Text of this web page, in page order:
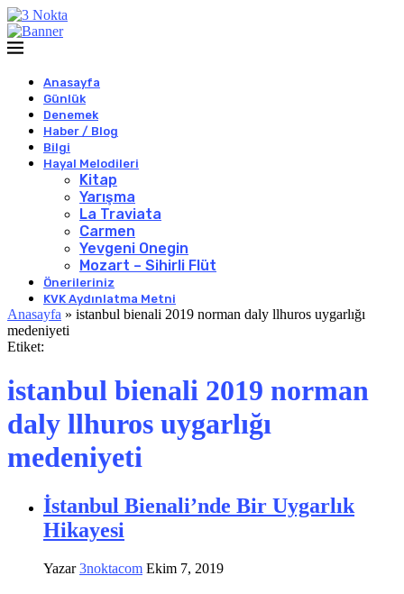
Anasayfa
Günlük
Denemek
Haber / Blog
Bilgi
Hayal Melodileri
Kitap
Yarışma
La Traviata
Carmen
Yevgeni Onegin
Mozart – Sihirli Flüt
Önerileriniz
KVK Aydınlatma Metni
Anasayfa » istanbul bienali 2019 norman daly llhuros uygarlığı
medeniyeti
Etiket:
istanbul bienali 2019 norman
daly llhuros uygarlığı
medeniyeti
İstanbul Bienali’nde Bir Uygarlık
Hikayesi
Yazar3noktacom Ekim 7, 2019